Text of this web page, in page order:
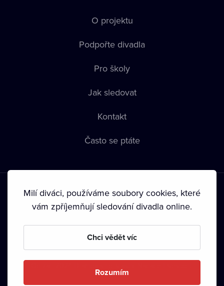
O projektu
Podpořte divadla
Pro školy
Jak sledovat
Kontakt
Často se ptáte
Podmínky používání • Ochrana soukromí • Zásady používání
• Autorská práva•
Milí diváci, používáme soubory cookies, které
vám zpříjemňují sledování divadla online.
Chci vědět víc
Rozumím